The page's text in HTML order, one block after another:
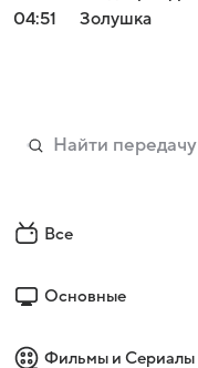
04:51
Золушка
Все
Основные
Фильмы и Сериалы